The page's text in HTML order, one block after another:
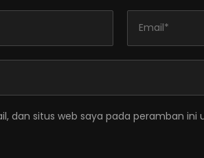
dan situs web saya pada peramban ini